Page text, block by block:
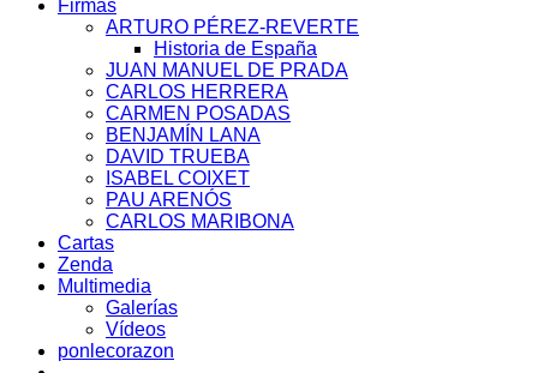
Firmas
ARTURO PÉREZ-REVERTE
Historia de España
JUAN MANUEL DE PRADA
CARLOS HERRERA
CARMEN POSADAS
BENJAMÍN LANA
DAVID TRUEBA
ISABEL COIXET
PAU ARENÓS
CARLOS MARIBONA
Cartas
Zenda
Multimedia
Galerías
Vídeos
ponlecorazon